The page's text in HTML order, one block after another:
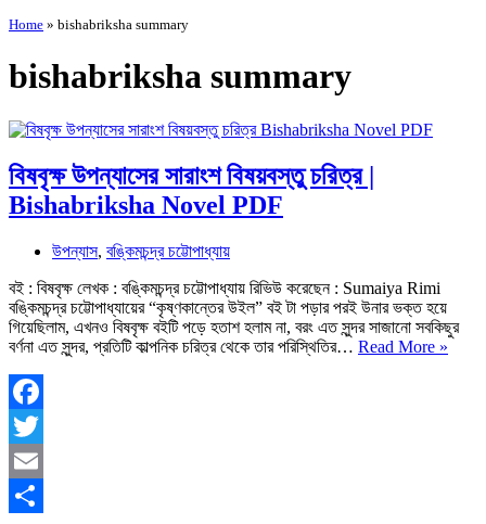
Home » bishabriksha summary
bishabriksha summary
বিষবৃক্ষ উপন্যাসের সারাংশ বিষয়বস্তু চরিত্র |
Bishabriksha Novel PDF
উপন্যাস, বঙ্কিমচন্দ্র চট্টোপাধ্যায়
বই : বিষবৃক্ষ লেখক : বঙ্কিমচন্দ্র চট্টোপাধ্যায় রিভিউ করেছেন : Sumaiya Rimi
বঙ্কিমচন্দ্র চট্টোপাধ্যায়ের “কৃষ্ণকান্তের উইল” বই টা পড়ার পরই উনার ভক্ত হয়ে
গিয়েছিলাম, এখনও বিষবৃক্ষ বইটি পড়ে হতাশ হলাম না, বরং এত সুন্দর সাজানো সবকিছুর
বর্ণনা এত সুন্দর, প্রতিটি কাল্পনিক চরিত্র থেকে তার পরিস্থিতির… Read More » বিষবৃক্ষ
Facebook
Twitter
Email